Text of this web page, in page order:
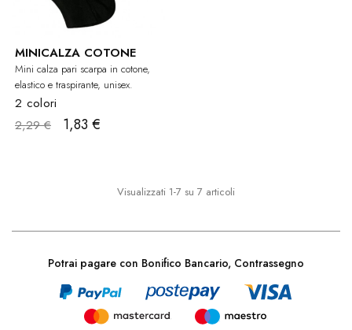
MINICALZA COTONE
Mini calza pari scarpa in cotone,
elastico e traspirante, unisex.
2 colori
2,29 €
1,83 €
Visualizzati 1-7 su 7 articoli
Potrai pagare con Bonifico Bancario, Contrassegno